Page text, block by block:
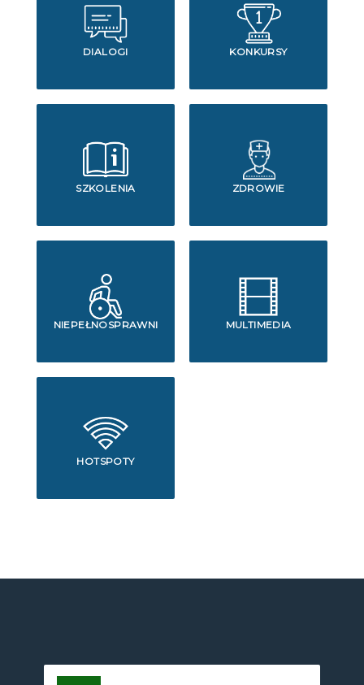
DIALOGI KONKURSY
SZKOLENIA ZDROWIE
NIEPEŁNOSPRAWNI MULTIMEDIA
HOTSPOTY